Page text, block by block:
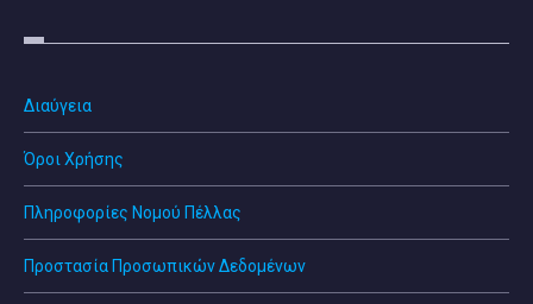
Διαύγεια
Όροι Χρήσης
Πληροφορίες Νομού Πέλλας
Προστασία Προσωπικών Δεδομένων